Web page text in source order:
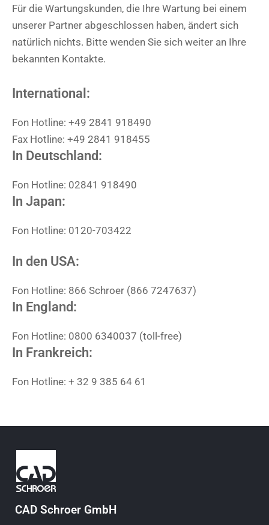
Für die Wartungskunden, die Ihre Wartung bei einem
unserer Partner abgeschlossen haben, ändert sich
natürlich nichts. Bitte wenden Sie sich weiter an Ihre
bekannten Kontakte.
International:
Fon Hotline: +49 2841 918490
Fax Hotline: +49 2841 918455
In Deutschland:
Fon Hotline: 02841 918490
In Japan:
Fon Hotline: 0120-703422
In den USA:
Fon Hotline: 866 Schroer (866 7247637)
In England:
Fon Hotline: 0800 6340037 (toll-free)
In Frankreich:
Fon Hotline: + 32 9 385 64 61
CAD Schroer GmbH